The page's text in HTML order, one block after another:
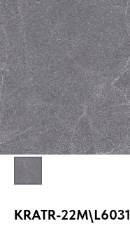
KRATR-